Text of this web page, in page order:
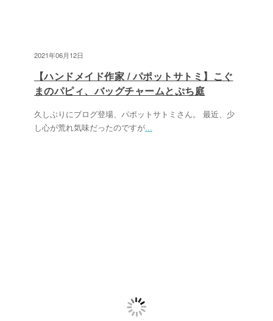
2021年06月12日
【ハンドメイド作家 / パポットサトミ】こぐ
まのパピィ、バッグチャームとぷち庭
久しぶりにブログ登場、パポットサトミさん。 最近、少
し心が荒れ気味だったのですが...